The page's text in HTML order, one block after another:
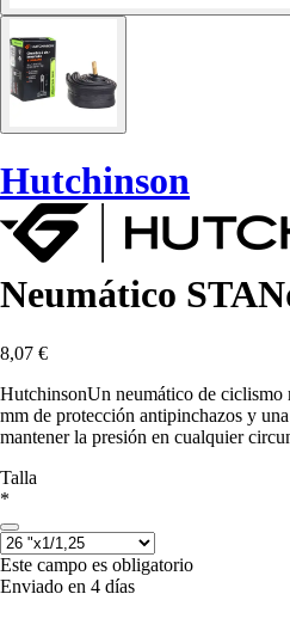
Hutchinson
Neumático
8,07 €
HutchinsonUn neumático de
mm de protección antipinchazos y
mantener la presión en cualquier
Talla
*
Este campo es obligatorio
Enviado en 4 días